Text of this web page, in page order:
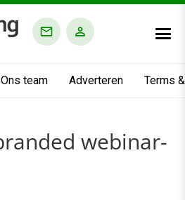
Ons team Adverteren Terms
webinar-